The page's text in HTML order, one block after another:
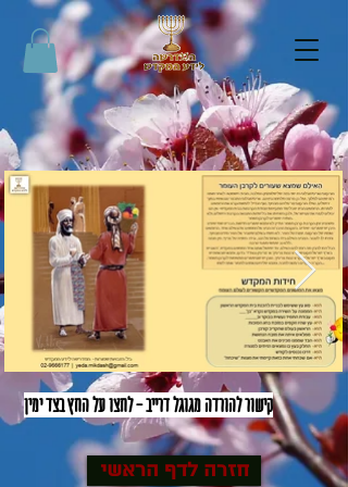
קישור להורדה מגוגל דרייב - לחצו על החץ בצד ימין
חזרה לדף הראשי